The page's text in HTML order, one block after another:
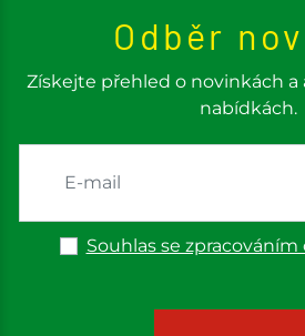
Odběr
Získejte přehled o novinkách
nabídkách.
Souhlas se